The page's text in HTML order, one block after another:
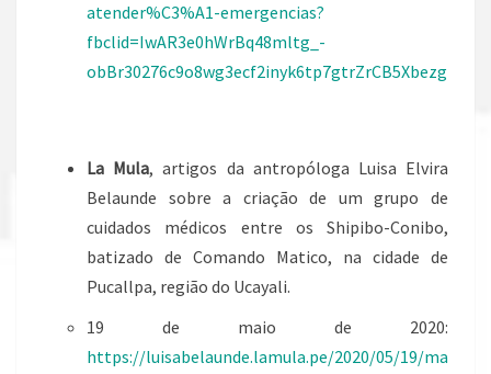
atender%C3%A1-emergencias?
fbclid=IwAR3e0hWrBq48mltg_-
obBr30276c9o8wg3ecf2inyk6tp7gtrZrCB5Xbezg
La Mula, artigos da antropóloga Luisa Elvira
Belaunde sobre a criação de um grupo de
cuidados médicos entre os Shipibo-Conibo,
batizado de Comando Matico, na cidade de
Pucallpa, região do Ucayali.
19 de maio de 2020:
https://luisabelaunde.lamula.pe/2020/05/19/ma